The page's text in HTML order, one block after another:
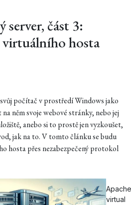
server, část 3:
hosta
počítač v prostředí Windows jako
něm svoje webové stránky, nebo jej
anebo si to prostě jen vyzkoušet,
jak na to. V tomto článku se budu
hosta přes nezabezpečený protokol
Apache
virtual